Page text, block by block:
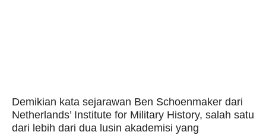
Demikian kata sejarawan Ben Schoenmaker dari
Netherlands’ Institute for Military History, salah satu
dari lebih dari dua lusin akademisi yang